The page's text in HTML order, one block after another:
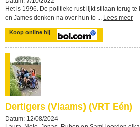
Het is 1996. De politieke rust lijkt stilaan terug
en James denken na over hun to ... Lees meer
Koop online bij
Dertigers (Vlaams) (VRT Eén)
Datum: 12/08/2024